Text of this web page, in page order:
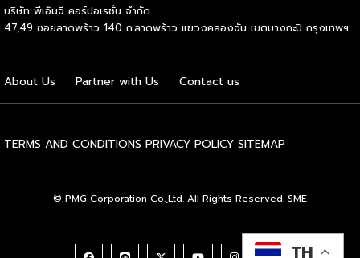
เกียรติคุณและรางวัลที่ระลึก เพื่อรับรองให้เมืองฮูฮอตดำรง
ตำแหน่ง World Dairy Capital หรือเมืองหลวงแห่ง
กล่าวถือเป็นสัญญาณแห่งความสำเร็จที่สะท้อนความมุ่งมั่นทุ่มเท
ของเมืองฮูฮอตในการยกระดับอุตสาหกรรมนม พร้อมกล่าวเสริม
องค์กรระดับแถวหน้าอย่าง Yili Group […]
บริษัท พีเอ็มจี คอร์ปอเรชั่น จำกัด
47,49 ซอยลาดพร้าว 140 ถ.ลาดพร้าว แขวงคลองจั่น เขตบางกะปิ กรุงเทพฯ
About Us Partner with Us Contact us
TERMS AND CONDITIONS PRIVACY POLICY SITEMAP
© PMG Corporation Co.,Ltd. All Rights Reserved. SME
TH